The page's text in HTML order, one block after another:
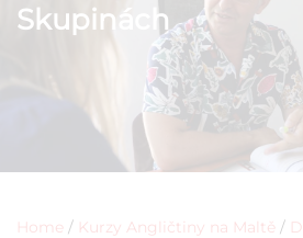
Skupinách
Home / Kurzy Angličtiny na Maltě /